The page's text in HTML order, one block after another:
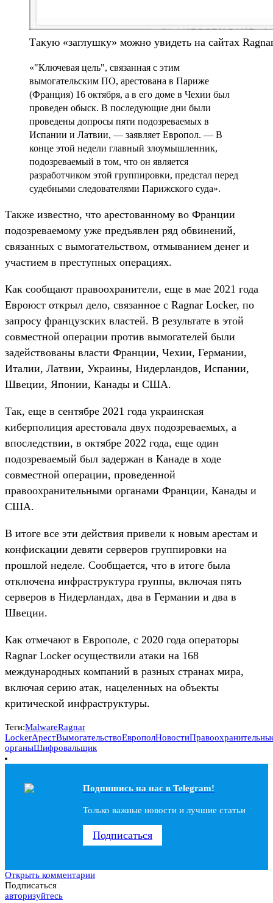
Такую «заглушку» можно увидеть на сайтах
«"Ключевая цель", связанная с этим
вымогательским ПО, арестована в Париже
(Франция) 16 октября, а в его доме в Чехии был
проведен обыск. В последующие дни были
проведены допросы пяти подозреваемых в
Испании и Латвии, — заявляет Европол. — В
конце этой недели главный злоумышленник,
подозреваемый в том, что он является
разработчиком этой группировки, предстал перед
судебными следователями Парижского суда».
Также известно, что арестованному во Франции
подозреваемому уже предъявлен ряд обвинений,
связанных с вымогательством, отмыванием денег и
участием в преступных операциях.
Как сообщают правоохранители, еще в мае 2021 года
Евроюст открыл дело, связанное с Ragnar Locker, по
запросу французских властей. В результате в этой
совместной операции против вымогателей были
задействованы власти Франции, Чехии, Германии,
Италии, Латвии, Украины, Нидерландов, Испании,
Швеции, Японии, Канады и США.
Так, еще в сентябре 2021 года украинская
киберполиция арестовала двух подозреваемых, а
впоследствии, в октябре 2022 года, еще один
подозреваемый был задержан в Канаде в ходе
совместной операции, проведенной
правоохранительными органами Франции, Канады и
США.
В итоге все эти действия привели к новым арестам и
конфискации девяти серверов группировки на
прошлой неделе. Сообщается, что в итоге была
отключена инфраструктура группы, включая пять
серверов в Нидерландах, два в Германии и два в
Швеции.
Как отмечают в Европоле, с 2020 года операторы
Ragnar Locker осуществили атаки на 168
международных компаний в разных странах мира,
включая серию атак, нацеленных на объекты
критической инфраструктуры.
Теги:MalwareRagnar
LockerАрестВымогательствоЕврополНовости
органыШифровальщик
Подпишись на наc в Telegram!
Только важные новости и лучшие статьи
Подписаться
Открыть комментарии
Подписаться
авторизуйтесь